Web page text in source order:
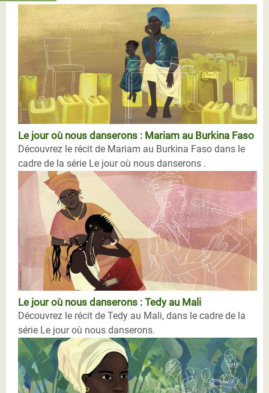
Le jour où nous danserons : Mariam au Burkina Faso
Découvrez le récit de Mariam au Burkina Faso dans le
cadre de la série Le jour où nous danserons .
Le jour où nous danserons : Tedy au Mali
Découvrez le récit de Tedy au Mali, dans le cadre de la
série Le jour où nous danserons.